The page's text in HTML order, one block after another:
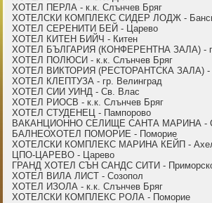
ХОТЕЛ ПЕРЛА - к.к. Слънчев Бряг
ХОТЕЛСКИ КОМПЛЕКС СИДЕР ЛОДЖ -
ХОТЕЛ СЕРЕНИТИ БЕЙ - Царево
ХОТЕЛ КИТЕН БИЙЧ - Китен
ХОТЕЛ БЪЛГАРИЯ (КОНФЕРЕНТНА ЗАЛА) -
ХОТЕЛ ПОЛЮСИ - к.к. Слънчев Бряг
ХОТЕЛ ВИКТОРИЯ (РЕСТОРАНТСКА ЗАЛА) -
ХОТЕЛ КЛЕПТУЗА - гр. Велинград
ХОТЕЛ СИИ УИНД - Св. Влас
ХОТЕЛ РИОСВ - к.к. Слънчев Бряг
ХОТЕЛ СТУДЕНЕЦ - Пампорово
ВАКАНЦИОННО СЕЛИЩЕ САНТА МАРИНА -
БАЛНЕОХОТЕЛ ПОМОРИЕ - Поморие
ХОТЕЛСКИ КОМПЛЕКС МАРИНА КЕЙП -
ЦПО-ЦАРЕВО - Царево
ГРАНД ХОТЕЛ СЪН САНДС СИТИ -
ХОТЕЛ ВИЛА ЛИСТ - Созопол
ХОТЕЛ ИЗОЛА - к.к. Слънчев Бряг
ХОТЕЛСКИ КОМПЛЕКС РОЛА - Поморие